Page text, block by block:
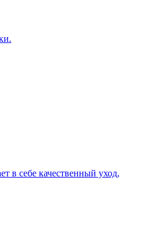
в себе качественный уход,